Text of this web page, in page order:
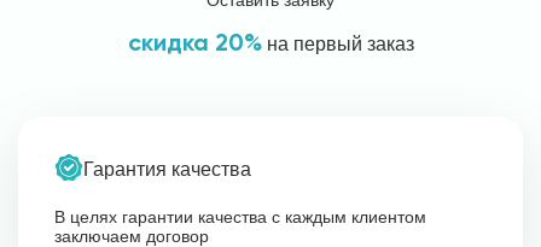
скидка 20%на первый заказ
Гарантия качества
В целях гарантии качества с каждым клиентом
заключаем договор